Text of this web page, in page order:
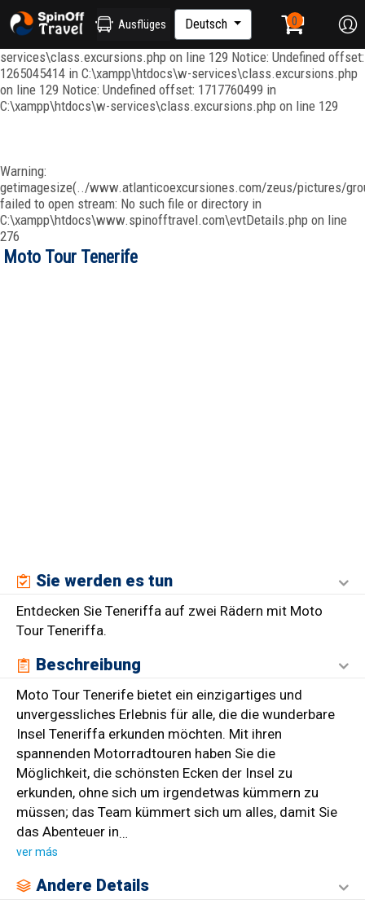
Notice: Undefined index: ordenar in C:\xampp\htdocs\w-
services\repositories\GroupRepository.php on line 415 Notice:
Undefined offset: 1265045344 in C:\xampp\htdocs\w-
services\class.excursions.php on line 129 Notice: Undefined offset:
1265045414 in C:\xampp\htdocs\w-services\class.excursions.php
on line 129 Notice: Undefined offset: 1717760499 in
C:\xampp\htdocs\w-services\class.excursions.php on line 129
Ausflüges Deutsch
Warning:
getimagesize(../www.atlanticoexcursiones.com/zeus/pictures/
failed to open stream: No such file or directory in
C:\xampp\htdocs\www.spinofftravel.com\evtDetails.php on line
276
Moto Tour Tenerife
Sie werden es tun
Entdecken Sie Teneriffa auf zwei Rädern mit Moto
Tour Teneriffa.
Beschreibung
Moto Tour Tenerife bietet ein einzigartiges und
unvergessliches Erlebnis für alle, die die wunderbare
Insel Teneriffa erkunden möchten. Mit ihren
spannenden Motorradtouren haben Sie die
Möglichkeit, die schönsten Ecken der Insel zu
erkunden, ohne sich um irgendetwas kümmern zu
müssen; das Team kümmert sich um alles, damit Sie
das Abenteuer in…
ver más
Andere Details